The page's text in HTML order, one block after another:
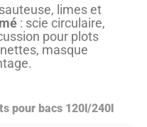
limes et
: scie circulaire,
pour plots
masque
pour bacs 120l/240l